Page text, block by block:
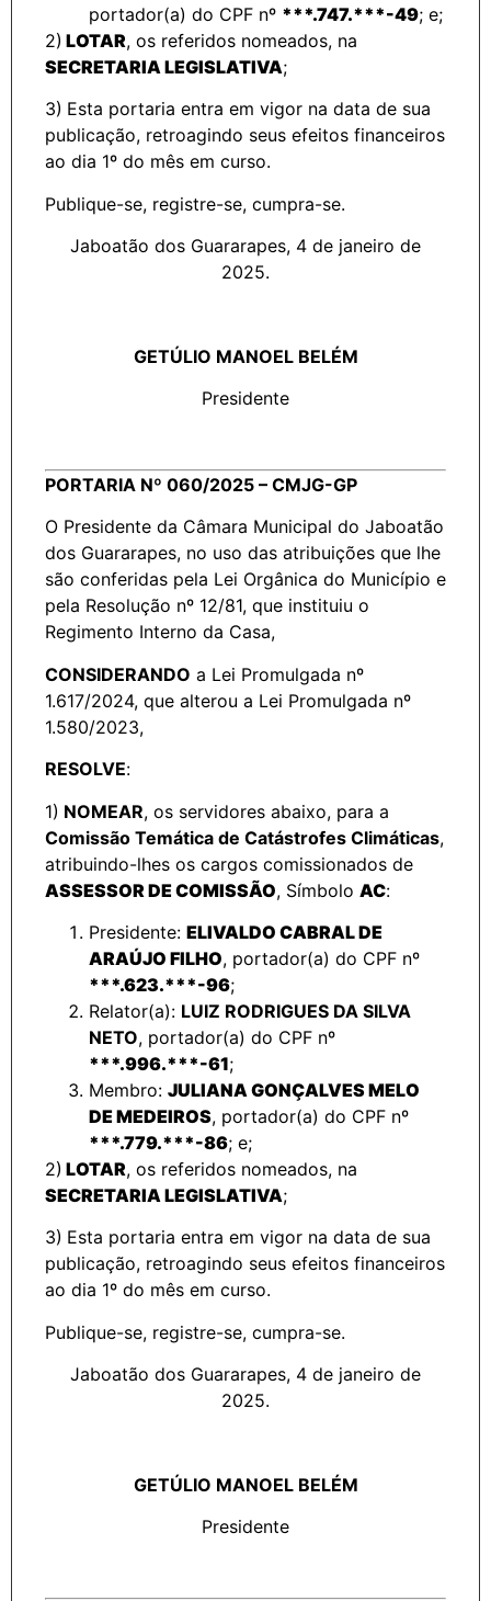
portador(a) do CPF nº ***.747.***-49; e;
2) LOTAR, os referidos nomeados, na
SECRETARIA LEGISLATIVA;
3) Esta portaria entra em vigor na data de sua
publicação, retroagindo seus efeitos financeiros
ao dia 1º do mês em curso.
Publique-se, registre-se, cumpra-se.
Jaboatão dos Guararapes, 4 de janeiro de
2025.
GETÚLIO MANOEL BELÉM
Presidente
PORTARIA Nº 060/2025 – CMJG-GP
O Presidente da Câmara Municipal do Jaboatão
dos Guararapes, no uso das atribuições que lhe
são conferidas pela Lei Orgânica do Município e
pela Resolução nº 12/81, que instituiu o
Regimento Interno da Casa,
CONSIDERANDO a Lei Promulgada nº
1.617/2024, que alterou a Lei Promulgada nº
1.580/2023,
RESOLVE:
1) NOMEAR, os servidores abaixo, para a
Comissão Temática de Catástrofes Climáticas,
atribuindo-lhes os cargos comissionados de
ASSESSOR DE COMISSÃO, Símbolo AC:
Presidente: ELIVALDO CABRAL DE
ARAÚJO FILHO, portador(a) do CPF nº
***.623.***-96;
Relator(a): LUIZ RODRIGUES DA SILVA
NETO, portador(a) do CPF nº
***.996.***-61;
Membro: JULIANA GONÇALVES MELO
DE MEDEIROS, portador(a) do CPF nº
***.779.***-86; e;
2) LOTAR, os referidos nomeados, na
SECRETARIA LEGISLATIVA;
3) Esta portaria entra em vigor na data de sua
publicação, retroagindo seus efeitos financeiros
ao dia 1º do mês em curso.
Publique-se, registre-se, cumpra-se.
Jaboatão dos Guararapes, 4 de janeiro de
2025.
GETÚLIO MANOEL BELÉM
Presidente